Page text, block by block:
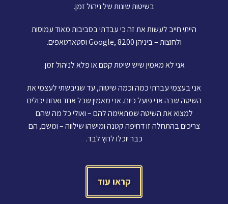
בשיטות שונות של ניהול זמן.
הייתי חייב לעשות את זה כי עבדתי בסביבות מאוד עמוסות
ולחוצות – ביניהן Google, 8200 וסטארטאפים.
אני לא מאמין שיש שיטת קסם או פלא לניהול זמן.
אני בעצמי עברתי כמה וכמה שיטות, עד שגיבשתי לעצמי את
השיטה שבה אני פועל כיום. אני מאמין שכל אחד ואחת יכולים
למצוא את השיטה שמתאימה להם – ואולי כל מה שהם
צריכים בהתחלה זו דחיפה קטנה ומישהו שילווה – ומשם, הם
כבר יוכלו לרוץ לבד.
קראו עוד